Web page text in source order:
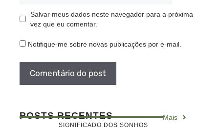
Salvar meus dados neste navegador para a próxima
vez que eu comentar.
Notifique-me sobre novas publicações por e-mail.
POSTS RECENTES Mais
SIGNIFICADO DOS SONHOS